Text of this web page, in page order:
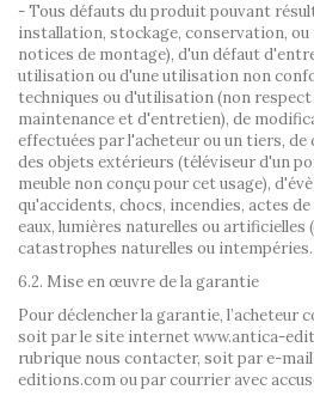
- Tous défauts du produit pouvant
installation, stockage, conservation,
notices de montage), d'un défaut
utilisation ou d'une utilisation non
techniques ou d'utilisation (non
maintenance et d'entretien), de
effectuées par l'acheteur ou un tiers,
des objets extérieurs (téléviseur d'un
meuble non conçu pour cet usage),
qu'accidents, chocs, incendies, actes
eaux, lumières naturelles ou artificielles
catastrophes naturelles ou intempéries.
6.2. Mise en œuvre de la garantie
Pour déclencher la garantie,
soit par le site internet www.antica-
rubrique nous contacter, soit par e-
editions.com ou par courrier avec